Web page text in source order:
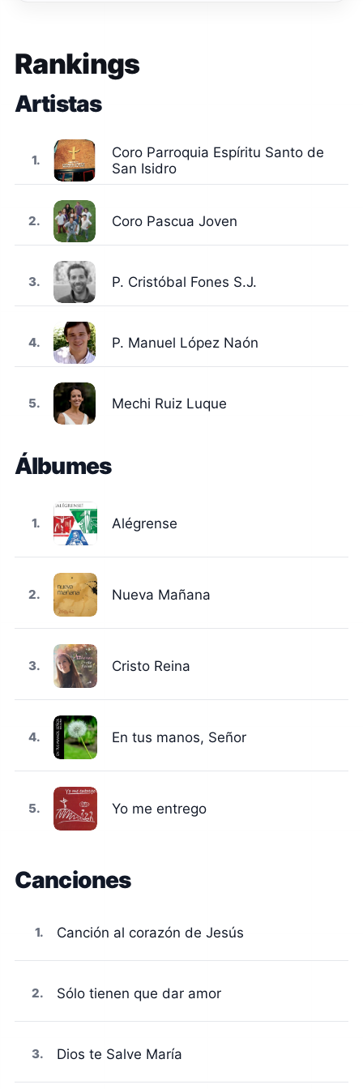
Rankings
1.
Coro Parroquia Espíritu Santo de
San Isidro
2. Coro Pascua Joven
3. P. Cristóbal Fones S.J.
4. P. Manuel López Naón
5. Mechi Ruiz Luque
1. Alégrense
2. Nueva Mañana
3. Cristo Reina
4. En tus manos, Señor
5. Yo me entrego
1. Canción al corazón de Jesús
2. Sólo tienen que dar amor
3. Dios te Salve María